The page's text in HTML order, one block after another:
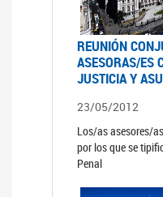
REUNIÓN
ASESORAS/ES
JUSTICIA Y
23/05/2012
Los/as asesores/
por los que se
Penal